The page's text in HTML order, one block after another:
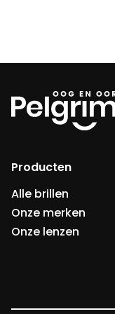
Producten
Alle brillen
Onze merken
Onze lenzen